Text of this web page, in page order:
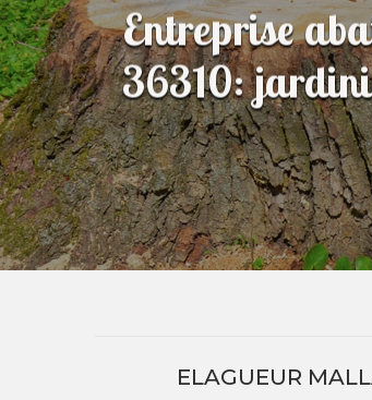
Entreprise
36310:
ELAGUEUR